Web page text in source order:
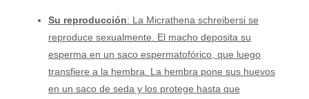
Su reproducción: La Micrathena schreibersi se
reproduce sexualmente. El macho deposita su
esperma en un saco espermatofórico, que luego
transfiere a la hembra. La hembra pone sus huevos
en un saco de seda y los protege hasta que